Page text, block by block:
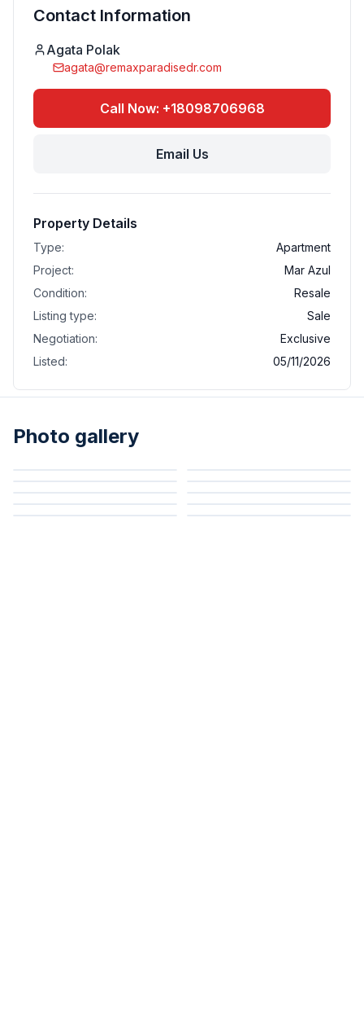
Contact Information
Agata Polak
agata@remaxparadisedr.com
Call Now: +18098706968
Email Us
Property Details
Type:
Apartment
Project:
Mar Azul
Condition:
Resale
Listing type:
Sale
Negotiation:
Exclusive
Listed:
05/11/2026
Photo gallery